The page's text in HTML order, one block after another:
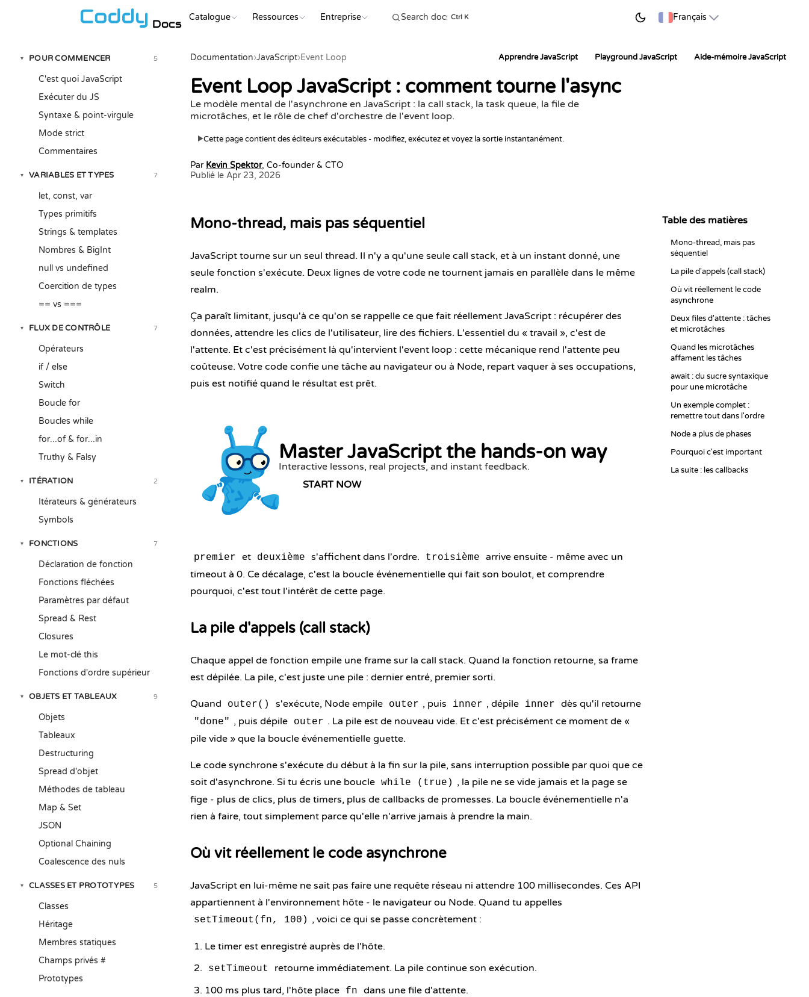
Docs Catalogue Ressources Entreprise Ctrl K Français
▾ POUR COMMENCER 5
C'est quoi JavaScript
Exécuter du JS
Syntaxe & point-virgule
Mode strict
Commentaires
▾ VARIABLES ET TYPES 7
let, const, var
Types primitifs
Strings & templates
Nombres & BigInt
null vs undefined
Coercition de types
== vs ===
▾ FLUX DE CONTRÔLE 7
Opérateurs
if / else
Switch
Boucle for
Boucles while
for...of & for...in
Truthy & Falsy
▾ ITÉRATION 2
Itérateurs & générateurs
Symbols
▾ FONCTIONS 7
Déclaration de fonction
Fonctions fléchées
Paramètres par défaut
Spread & Rest
Closures
Le mot-clé this
Fonctions d'ordre supérieur
▾ OBJETS ET TABLEAUX 9
Objets
Tableaux
Destructuring
Spread d'objet
Méthodes de tableau
Map & Set
JSON
Optional Chaining
Coalescence des nuls
▾ CLASSES ET PROTOTYPES 5
Classes
Héritage
Membres statiques
Champs privés #
Prototypes
Documentation›JavaScript›Event Loop Apprendre JavaScript Playground JavaScript Aide-mémoire JavaScript
Event Loop JavaScript : comment tourne l'async
Le modèle mental de l'asynchrone en JavaScript : la call stack, la task queue, la file de
microtâches, et le rôle de chef d'orchestre de l'event loop.
▶Cette page contient des éditeurs exécutables - modifiez, exécutez et voyez la sortie instantanément.
Par Kevin Spektor, Co-founder & CTO
Publié le Apr 23, 2026
Mono-thread, mais pas séquentiel
JavaScript tourne sur un seul thread. Il n'y a qu'une seule call stack, et à un instant donné, une
seule fonction s'exécute. Deux lignes de votre code ne tournent jamais en parallèle dans le même
realm.
Ça paraît limitant, jusqu'à ce qu'on se rappelle ce que fait réellement JavaScript : récupérer des
données, attendre les clics de l'utilisateur, lire des fichiers. L'essentiel du « travail », c'est de
l'attente. Et c'est précisément là qu'intervient l'event loop : cette mécanique rend l'attente peu
coûteuse. Votre code confie une tâche au navigateur ou à Node, repart vaquer à ses occupations,
puis est notifié quand le résultat est prêt.
Master JavaScript the hands-on way
Interactive lessons, real projects, and instant feedback.
START NOW
premier et deuxième s'affichent dans l'ordre. troisième
arrive ensuite - même avec un
timeout à 0. Ce décalage, c'est la boucle événementielle qui fait son boulot, et comprendre
pourquoi, c'est tout l'intérêt de cette page.
La pile d'appels (call stack)
Chaque appel de fonction empile une frame sur la call stack. Quand la fonction retourne, sa frame
est dépilée. La pile, c'est juste une pile : dernier entré, premier sorti.
Quand outer() s'exécute, Node empile outer , puis inner , dépile inner dès qu'il retourne
"done" , puis dépile outer . La pile est de nouveau vide. Et c'est précisément ce moment de «
pile vide » que la boucle événementielle guette.
Le code synchrone s'exécute du début à la fin sur la pile, sans interruption possible par quoi que ce
soit d'asynchrone. Si tu écris une boucle while (true) , la pile ne se vide jamais et la page se
fige - plus de clics, plus de timers, plus de callbacks de promesses. La boucle événementielle n'a
rien à faire, tout simplement parce qu'elle n'arrive jamais à prendre la main.
Où vit réellement le code asynchrone
JavaScript en lui-même ne sait pas faire une requête réseau ni attendre 100 millisecondes. Ces API
appartiennent à l'environnement hôte - le navigateur ou Node. Quand tu appelles
setTimeout(fn, 100) , voici ce qui se passe concrètement :
Le timer est enregistré auprès de l'hôte.
setTimeout
retourne immédiatement. La pile continue son exécution.
100 ms plus tard, l'hôte place
fn
dans une file d'attente.
Table des matières
Mono-thread, mais pas
séquentiel
La pile d'appels (call stack)
Où vit réellement le code
asynchrone
Deux files d'attente : tâches
et microtâches
Quand les microtâches
affament les tâches
await : du sucre syntaxique
pour une microtâche
Un exemple complet :
remettre tout dans l'ordre
Node a plus de phases
Pourquoi c'est important
La suite : les callbacks